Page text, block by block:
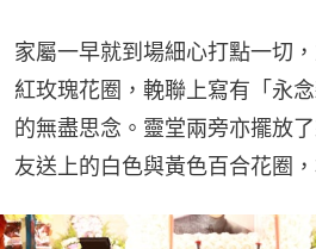
家屬一早就到場細心打點一切
紅玫瑰花圈，輓聯上寫有「永
的無盡思念。靈堂兩旁亦擺放
友送上的白色與黃色百合花圈